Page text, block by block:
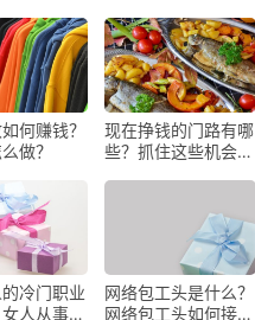
何赚钱？
做？
现在挣钱的门路有哪
些？抓住这些机会闷
冷门职业
人从事哪
网络包工头是什么？
网络包工头如何接业